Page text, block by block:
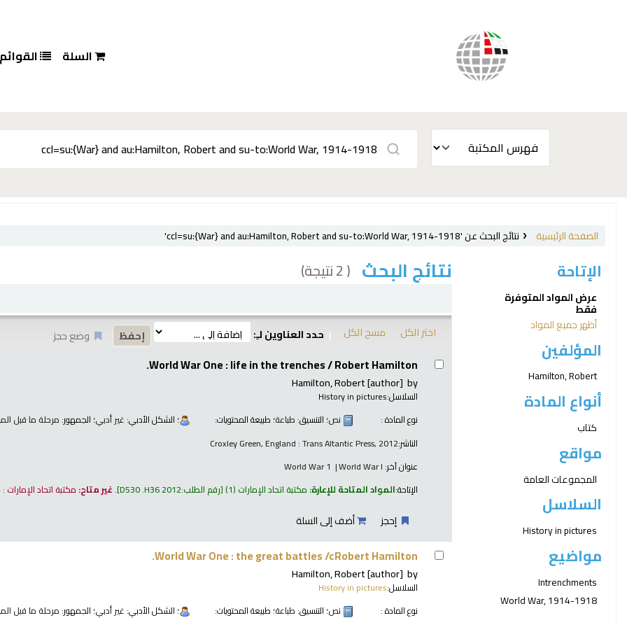
السلة القوائم
الصفحة الرئيسية نتائج البحث عن 'ccl=su:{War} and au:Hamilton, Robert and su-to:World War, 1914-1918'
الإتاحة
عرض المواد المتوفرة
فقط
أظهر جميع المواد
المؤلفين
Hamilton, Robert
أنواع المادة
كتاب
مواقع
المجموعات العامة
السلاسل
History in pictures
مواضيع
Intrenchments
World War, 1914-1918
نتائج البحث ( 2 نتيجة)
اختر الكل مسح الكل حدد العناوين لـِ: وضع حجز
نتائج World War One : life in the trenches /Robert Hamilton.
by
Hamilton, Robert[author]
السلاسل:History in pictures
نوع المادة :
نص؛ التنسيق: طباعة؛ طبيعة المحتويات: ؛ الشكل الأدبي: غير أدبي؛ الجمهور: مرحلة ما قبل
الناشر:Croxley Green, England : Trans Altantic Press, 2012
عنوان آخر: World War I
World War 1
الإتاحة:المواد المتاحة للإعارة: مكتبة اتحاد الإمارات (1) رقم الطلب:D530 .H36 2012
.غير متاح: مكتبة اتحاد
إحجز أضف إلى السلة
World War One : the great battles /cRobert Hamilton.
by
Hamilton, Robert[author]
السلاسل:History in pictures
نوع المادة :
نص؛ التنسيق: طباعة؛ طبيعة المحتويات: ؛ الشكل الأدبي: غير أدبي؛ الجمهور: مرحلة ما قبل